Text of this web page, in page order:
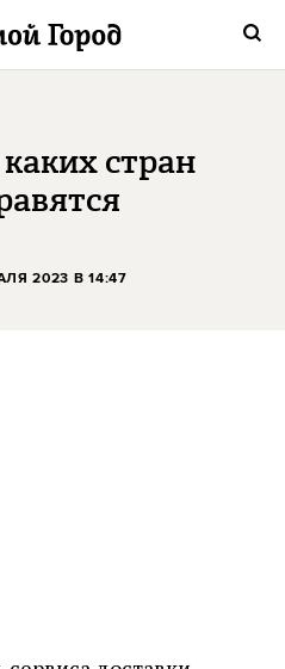
стран
2023 В 14:47